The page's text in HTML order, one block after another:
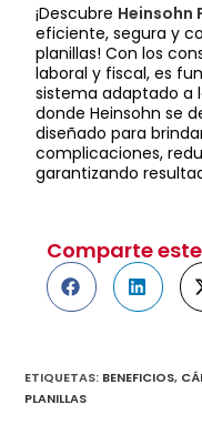
¡Descubre Heinsohn
eficiente, segura y
planillas! Con los
laboral y fiscal, es
sistema adaptado a
donde Heinsohn se
diseñado para
complicaciones,
garantizando
Comparte
ETIQUETAS: BENEFICIOS,
PLANILLAS